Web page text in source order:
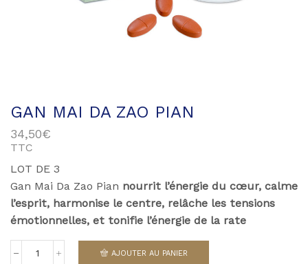
GAN MAI DA ZAO PIAN
34,50€
TTC
LOT DE 3
Gan Mai Da Zao Pian nourrit l’énergie du cœur, calme
l’esprit, harmonise le centre, relâche les tensions
émotionnelles, et tonifie l’énergie de la rate
quantité
AJOUTER AU PANIER